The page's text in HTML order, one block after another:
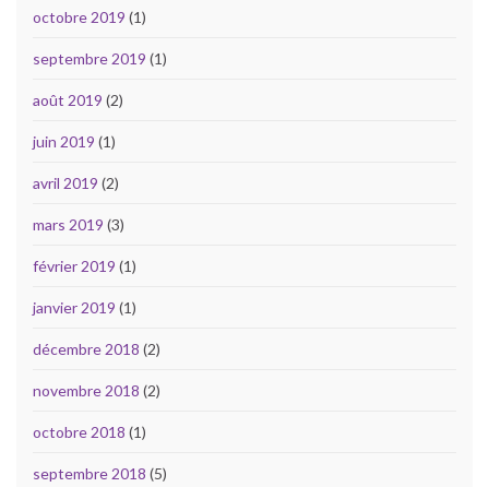
octobre 2019 (1)
septembre 2019 (1)
août 2019 (2)
juin 2019 (1)
avril 2019 (2)
mars 2019 (3)
février 2019 (1)
janvier 2019 (1)
décembre 2018 (2)
novembre 2018 (2)
octobre 2018 (1)
septembre 2018 (5)